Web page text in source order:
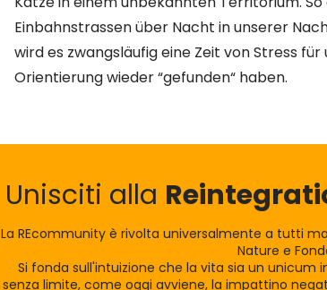
Einbahnstrassen über Nacht in unserer
wird es zwangsläufig eine Zeit von Stress
Orientierung wieder “gefunden“ haben.
Unisciti alla
La REcommunity è rivolta universalmente a tutti
Nature e
Si fonda sull'intuizione che la vita sia un
senza limite, come oggi avviene, la impattino